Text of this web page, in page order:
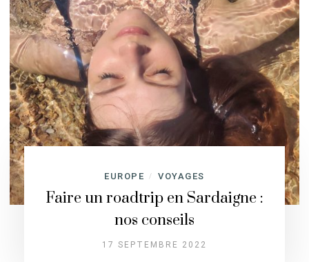
EUROPE / VOYAGES
Faire un roadtrip en Sardaigne :
nos conseils
17 SEPTEMBRE 2022